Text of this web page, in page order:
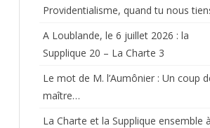
Providentialisme, quand tu nous
A Loublande, le 6 juillet 2026 : la
Supplique 20 – La Charte 3
Le mot de M. l’Aumônier : Un coup
maître…
La Charte et la Supplique ensemble à